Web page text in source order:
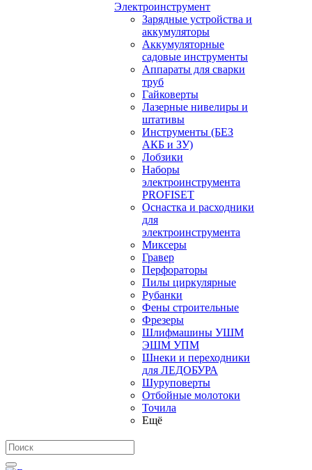
Электроинструмент
Зарядные устройства и
аккумуляторы
Аккумуляторные
садовые инструменты
Аппараты для сварки
труб
Гайковерты
Лазерные нивелиры и
штативы
Инструменты (БЕЗ
АКБ и ЗУ)
Лобзики
Наборы
электроинструмента
PROFISET
Оснастка и расходники
для
электроинструмента
Миксеры
Гравер
Перфораторы
Пилы циркулярные
Рубанки
Фены строительные
Фрезеры
Шлифмашины УШМ
ЭШМ УПМ
Шнеки и переходники
для ЛЕДОБУРА
Шуруповерты
Отбойные молотоки
Точила
Ещё